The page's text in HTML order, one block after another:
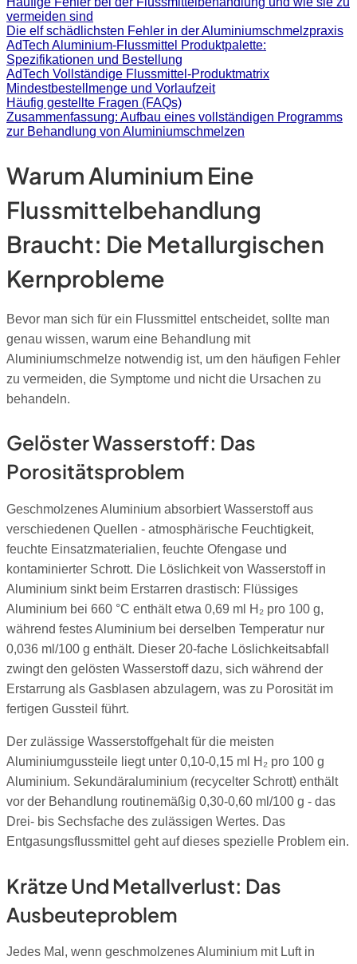
vermeiden sind
Die elf schädlichsten Fehler in der Aluminiumschmelzpraxis
AdTech Aluminium-Flussmittel Produktpalette:
Spezifikationen und Bestellung
AdTech Vollständige Flussmittel-Produktmatrix
Mindestbestellmenge und Vorlaufzeit
Häufig gestellte Fragen (FAQs)
Zusammenfassung: Aufbau eines vollständigen Programms
zur Behandlung von Aluminiumschmelzen
Warum Aluminium Eine
Flussmittelbehandlung
Braucht: Die Metallurgischen
Kernprobleme
Bevor man sich für ein Flussmittel entscheidet, sollte man
genau wissen, warum eine Behandlung mit
Aluminiumschmelze notwendig ist, um den häufigen Fehler
zu vermeiden, die Symptome und nicht die Ursachen zu
behandeln.
Gelöster Wasserstoff: Das
Porositätsproblem
Geschmolzenes Aluminium absorbiert Wasserstoff aus
verschiedenen Quellen - atmosphärische Feuchtigkeit,
feuchte Einsatzmaterialien, feuchte Ofengase und
kontaminierter Schrott. Die Löslichkeit von Wasserstoff in
Aluminium sinkt beim Erstarren drastisch: Flüssiges
Aluminium bei 660 °C enthält etwa 0,69 ml H₂ pro 100 g,
während festes Aluminium bei derselben Temperatur nur
0,036 ml/100 g enthält. Dieser 20-fache Löslichkeitsabfall
zwingt den gelösten Wasserstoff dazu, sich während der
Erstarrung als Gasblasen abzulagern, was zu Porosität im
fertigen Gussteil führt.
Der zulässige Wasserstoffgehalt für die meisten
Aluminiumgussteile liegt unter 0,10-0,15 ml H₂ pro 100 g
Aluminium. Sekundäraluminium (recycelter Schrott) enthält
vor der Behandlung routinemäßig 0,30-0,60 ml/100 g - das
Drei- bis Sechsfache des zulässigen Wertes. Das
Entgasungsflussmittel geht auf dieses spezielle Problem ein.
Krätze Und Metallverlust: Das
Ausbeuteproblem
Jedes Mal, wenn geschmolzenes Aluminium mit Luft in